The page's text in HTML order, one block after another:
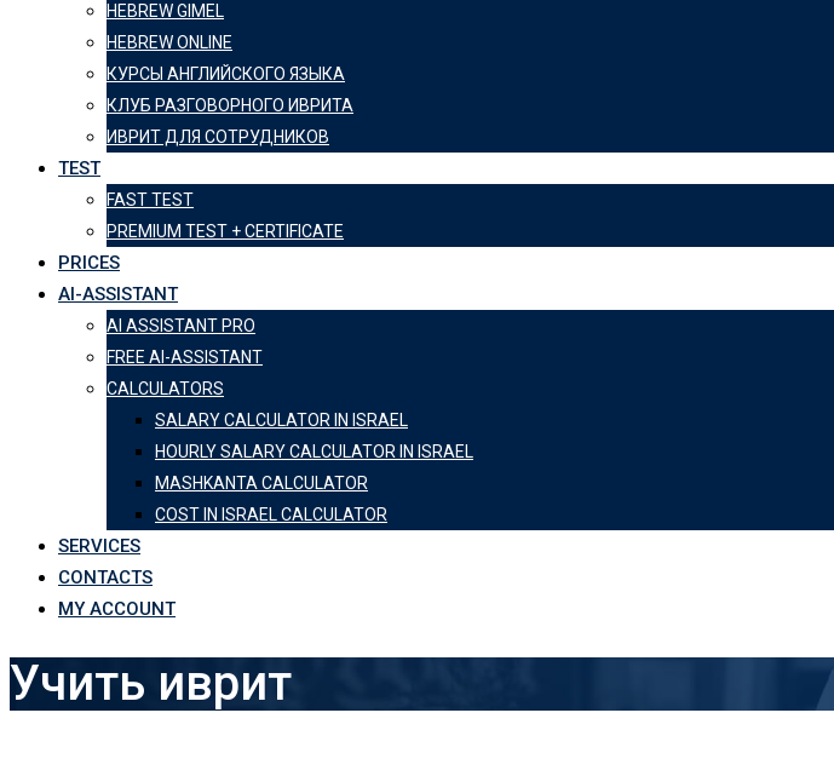
HEBREW GIMEL
HEBREW ONLINE
КУРСЫ АНГЛИЙСКОГО ЯЗЫКА
КЛУБ РАЗГОВОРНОГО ИВРИТА
ИВРИТ ДЛЯ СОТРУДНИКОВ
TEST
FAST TEST
PREMIUM TEST + CERTIFICATE
PRICES
AI-ASSISTANT
AI ASSISTANT PRO
FREE AI-ASSISTANT
CALCULATORS
SALARY CALCULATOR IN ISRAEL
HOURLY SALARY CALCULATOR IN ISRAEL
MASHKANTA CALCULATOR
COST IN ISRAEL CALCULATOR
SERVICES
CONTACTS
MY ACCOUNT
Учить иврит